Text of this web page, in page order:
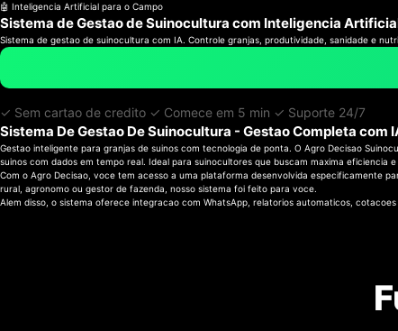
🤖 Inteligencia Artificial para o Campo
Sistema de Gestao deSuinocultura com Inteligencia
Sistema de gestao de suinocultura com IA. Controle granjas, produtividade, sanidade e
✓ Sem cartao de credito ✓ Comece em 5 min ✓ Suporte 24/7
Sistema De Gestao De Suinocultura - Gestao Completa com
Gestao inteligente para granjas de suinos com tecnologia de ponta. O Agro Decisao
suinos com dados em tempo real. Ideal para suinocultores que buscam maxima eficiencia
Com o Agro Decisao, voce tem acesso a uma plataforma desenvolvida especificamente
rural, agronomo ou gestor de fazenda, nosso sistema foi feito para voce.
Alem disso, o sistema oferece integracao com WhatsApp, relatorios automaticos,